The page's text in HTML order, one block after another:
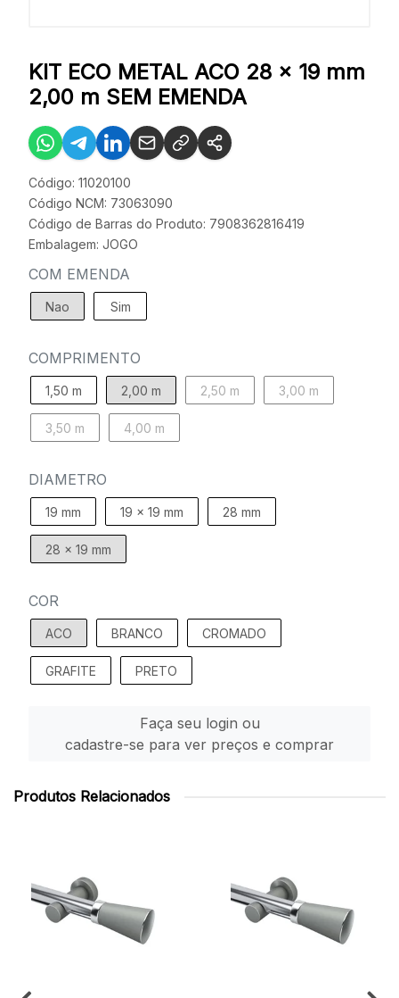
KIT ECO METAL ACO 28 x 19 mm
2,00 m SEM EMENDA
Código: 11020100
Código NCM: 73063090
Código de Barras do Produto: 7908362816419
Embalagem: JOGO
COM EMENDA
Nao Sim
COMPRIMENTO
1,50 m 2,00 m 2,50 m 3,00 m
3,50 m 4,00 m
DIAMETRO
19 mm 19 x 19 mm 28 mm
28 x 19 mm
COR
ACO BRANCO CROMADO
GRAFITE PRETO
Faça seu login ou
cadastre-se para ver preços e comprar
Produtos Relacionados